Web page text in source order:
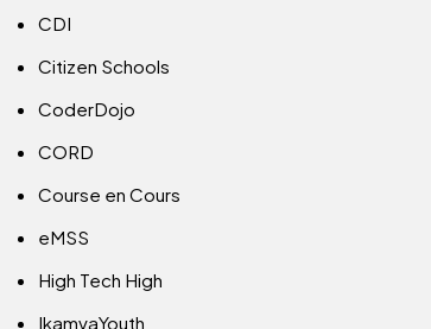
CDI
Citizen Schools
CoderDojo
CORD
Course en Cours
eMSS
High Tech High
IkamvaYouth